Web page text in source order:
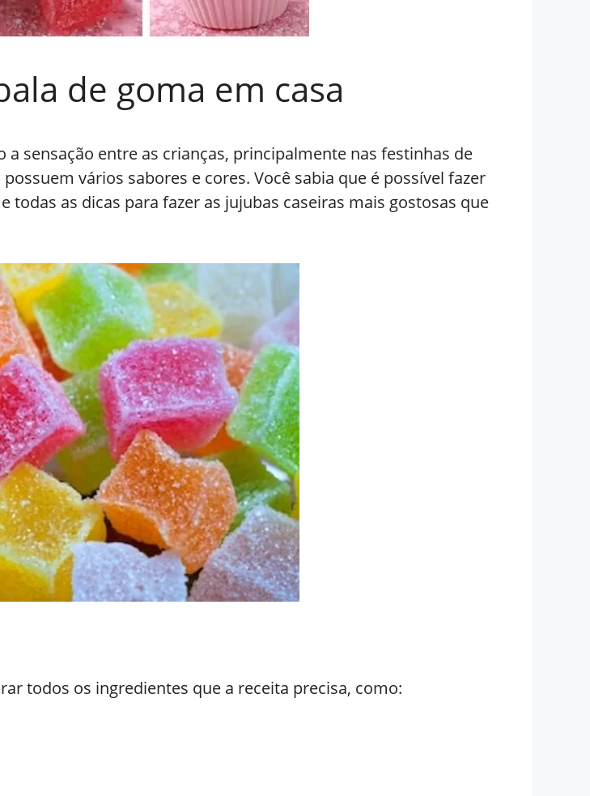
de goma em casa
a sensação entre as crianças, principalmente nas festinhas de
vários sabores e cores. Você sabia que é possível fazer
todas as dicas para fazer as jujubas caseiras mais gostosas que
todos os ingredientes que a receita precisa, como: